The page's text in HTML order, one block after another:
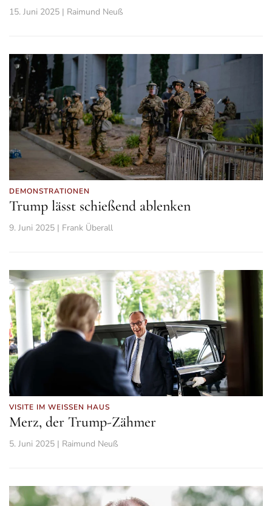
15. Juni 2025 | Raimund Neuß
DEMONSTRATIONEN
Trump lässt schießend ablenken
9. Juni 2025 | Frank Überall
VISITE IM WEISSEN HAUS
Merz, der Trump-Zähmer
5. Juni 2025 | Raimund Neuß